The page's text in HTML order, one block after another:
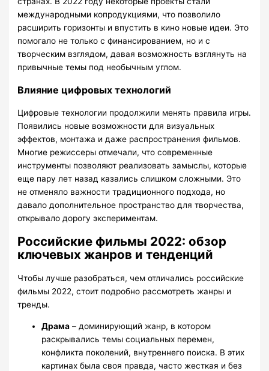
международными копродукциями, что позволило
расширить горизонты и впустить в кино новые идеи. Это
помогало не только с финансированием, но и с
творческим взглядом, давая возможность взглянуть на
привычные темы под необычным углом.
Влияние цифровых технологий
Цифровые технологии продолжили менять правила игры.
Появились новые возможности для визуальных
эффектов, монтажа и даже распространения фильмов.
Многие режиссеры отмечали, что современные
инструменты позволяют реализовать замыслы, которые
еще пару лет назад казались слишком сложными. Это
не отменяло важности традиционного подхода, но
давало дополнительное пространство для творчества,
открывало дорогу экспериментам.
Российские фильмы 2022: обзор
ключевых жанров и тенденций
Чтобы лучше разобраться, чем отличались российские
фильмы 2022, стоит подробно рассмотреть жанры и
тренды.
Драма – доминирующий жанр, в котором
раскрывались темы социальных перемен,
конфликта поколений, внутреннего поиска. В этих
картинах была своя правда, часто жесткая и без